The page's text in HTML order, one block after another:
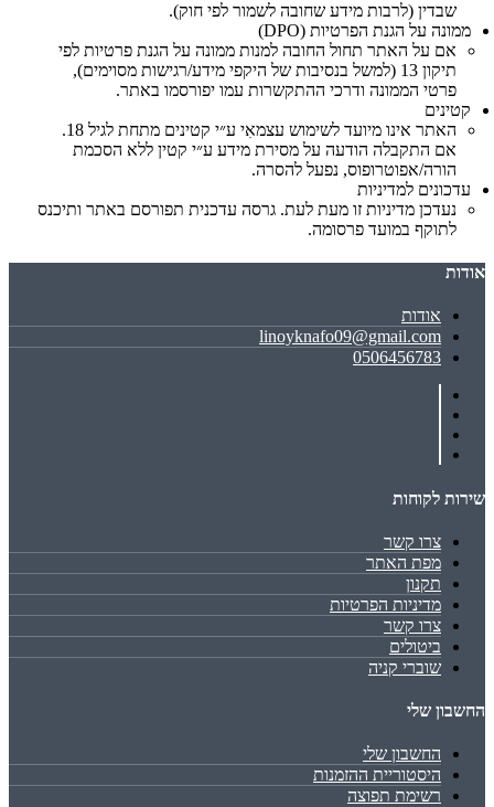
שבדין (לרבות מידע שחובה לשמור לפי חוק).
ממונה על הגנת הפרטיות (DPO)
אם על האתר תחול החובה למנות ממונה על הגנת פרטיות לפי
תיקון 13 (למשל בנסיבות של היקפי מידע/רגישות מסוימים),
פרטי הממונה ודרכי ההתקשרות עמו יפורסמו באתר.
קטינים
האתר אינו מיועד לשימוש עצמאִי ע״י קטינים מתחת לגיל 18.
אם התקבלה הודעה על מסירת מידע ע״י קטין ללא הסכמת
הורה/אפוטרופוס, נפעל להסרה.
עדכונים למדיניות
נעדכן מדיניות זו מעת לעת. גרסה עדכנית תפורסם באתר ותיכנס
לתוקף במועד פרסומה.
אודות
אודות
linoyknafo09@gmail.com
0506456783
שירות לקוחות
צרו קשר
מפת האתר
תקנון
מדיניות הפרטיות
צרו קשר
ביטולים
שוברי קניה
החשבון שלי
החשבון שלי
היסטוריית ההזמנות
רשימת תפוצה